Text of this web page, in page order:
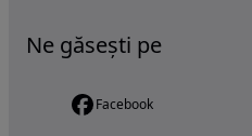
Ne găsești pe
Facebook